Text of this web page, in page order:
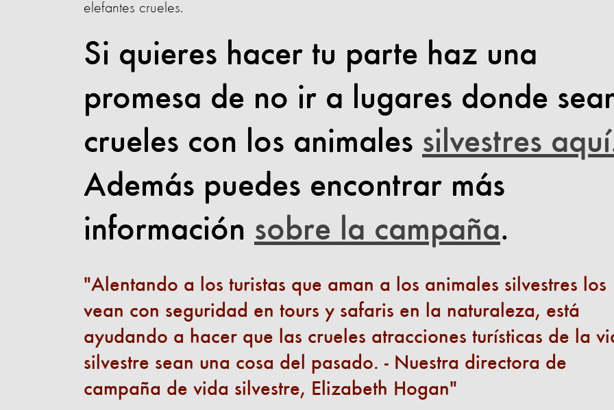
elefantes crueles.
Si quieres hacer tu parte haz una
promesa de no ir a lugares donde
crueles con los animales silvestres
Además puedes encontrar más
información sobre la campaña.
Alentando a los turistas que aman a los animales silvestres los
vean con seguridad en tours y safaris en la naturaleza, está
ayudando a hacer que las crueles atracciones turísticas de la
silvestre sean una cosa del pasado. - Nuestra directora de
campaña de vida silvestre, Elizabeth Hogan